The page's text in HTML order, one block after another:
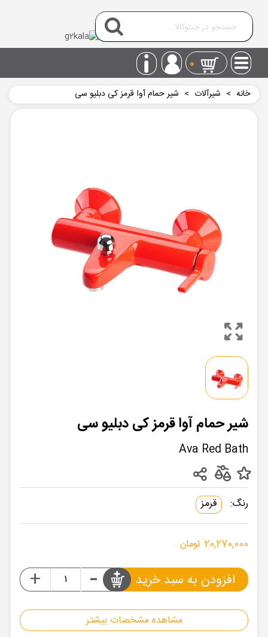
0
خانه > شیرآلات > شیر حمام آوا قرمز کی دبلیو سی
شیر حمام آوا قرمز کی دبلیو سی
Ava Red Bath
مشاهده مشخصات بیشتر
رنگ: قرمز
20,270,000 تومان
-
+ افزودن به سبد خرید